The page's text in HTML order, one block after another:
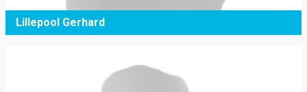
Lillepool Gerhard